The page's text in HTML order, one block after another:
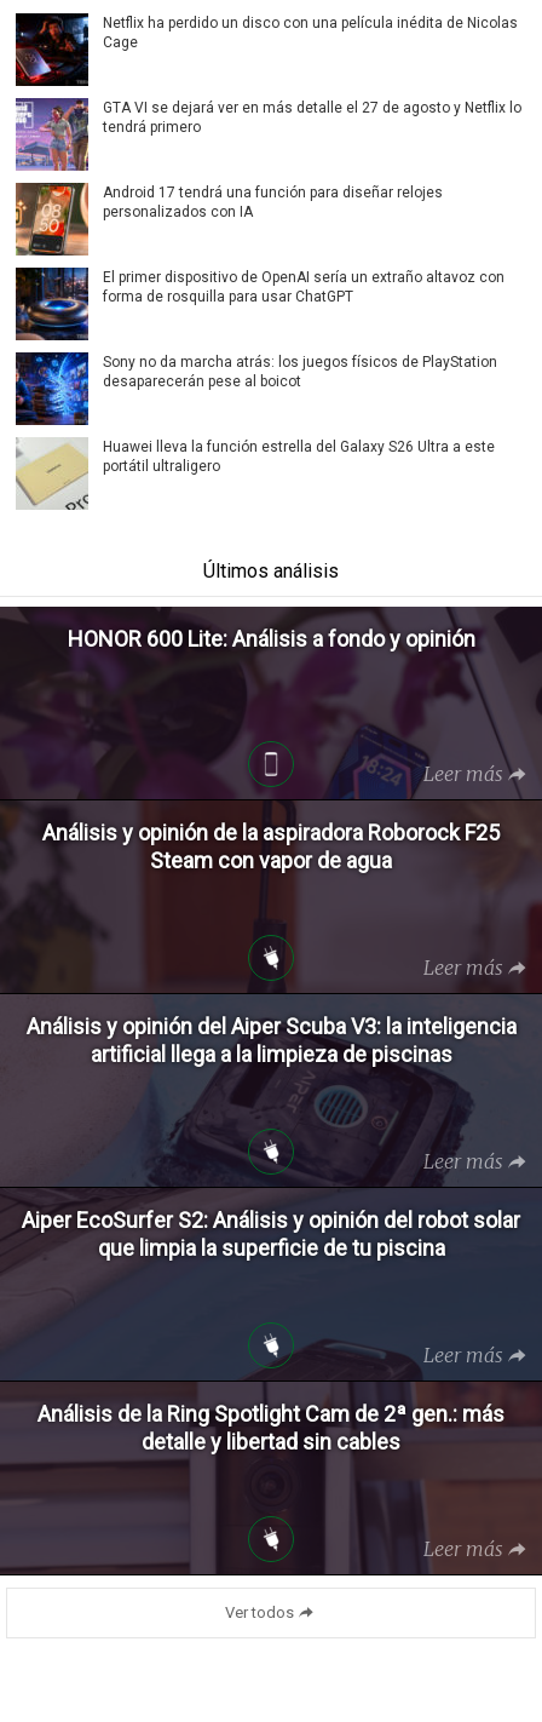
Netflix ha perdido un disco con una película inédita de Nicolas
Cage
GTA VI se dejará ver en más detalle el 27 de agosto y Netflix lo
tendrá primero
Android 17 tendrá una función para diseñar relojes
personalizados con IA
El primer dispositivo de OpenAI sería un extraño altavoz con
forma de rosquilla para usar ChatGPT
Sony no da marcha atrás: los juegos físicos de PlayStation
desaparecerán pese al boicot
Huawei lleva la función estrella del Galaxy S26 Ultra a este
portátil ultraligero
Últimos análisis
HONOR 600 Lite: Análisis a fondo y opinión
Leer más
Análisis y opinión de la aspiradora Roborock F25
Steam con vapor de agua
Leer más
Análisis y opinión del Aiper Scuba V3: la inteligencia
artificial llega a la limpieza de piscinas
Leer más
Aiper EcoSurfer S2: Análisis y opinión del robot solar
que limpia la superficie de tu piscina
Leer más
Análisis de la Ring Spotlight Cam de 2ª gen.: más
detalle y libertad sin cables
Leer más
Ver todos